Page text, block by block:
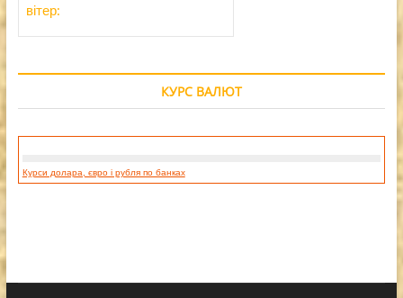
вітер:
КУРС ВАЛЮТ
Курси долара, євро і рубля по банках